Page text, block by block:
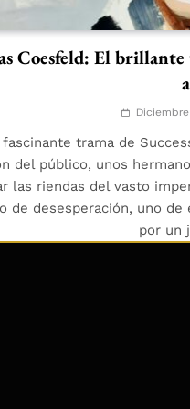
Coesfeld: El brillante
Diciembre
fascinante trama de
del público, unos
las riendas del vasto
de desesperación, uno
por un